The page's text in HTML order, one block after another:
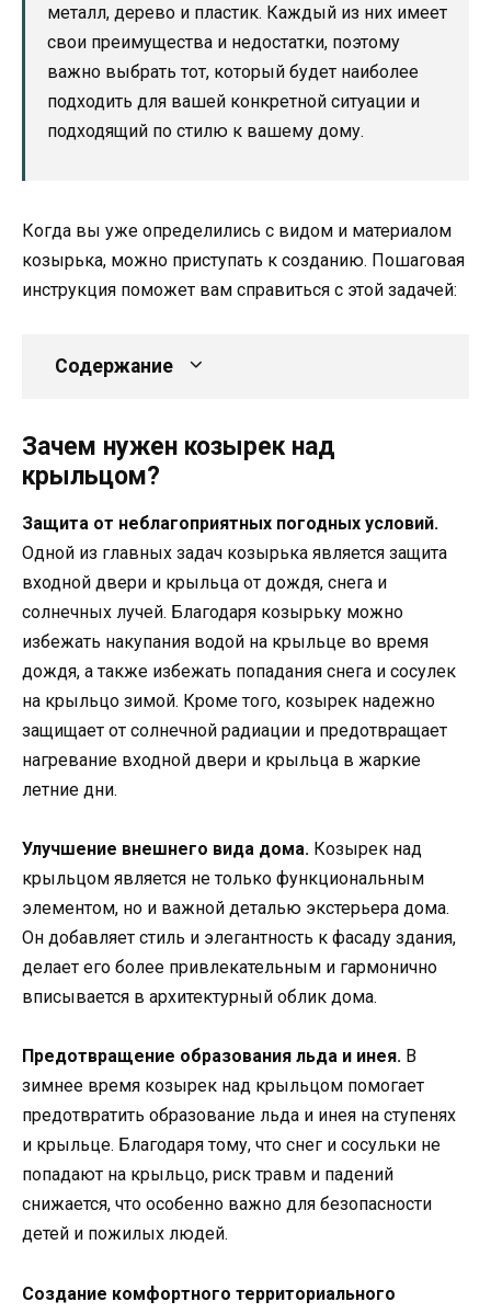
металл, дерево и пластик. Каждый из них имеет
свои преимущества и недостатки, поэтому
важно выбрать тот, который будет наиболее
подходить для вашей конкретной ситуации и
подходящий по стилю к вашему дому.
Когда вы уже определились с видом и материалом
козырька, можно приступать к созданию. Пошаговая
инструкция поможет вам справиться с этой задачей:
Содержание
Зачем нужен козырек над
крыльцом?
Защита от неблагоприятных погодных условий.
Одной из главных задач козырька является защита
входной двери и крыльца от дождя, снега и
солнечных лучей. Благодаря козырьку можно
избежать накупания водой на крыльце во время
дождя, а также избежать попадания снега и сосулек
на крыльцо зимой. Кроме того, козырек надежно
защищает от солнечной радиации и предотвращает
нагревание входной двери и крыльца в жаркие
летние дни.
Улучшение внешнего вида дома. Козырек над
крыльцом является не только функциональным
элементом, но и важной деталью экстерьера дома.
Он добавляет стиль и элегантность к фасаду здания,
делает его более привлекательным и гармонично
вписывается в архитектурный облик дома.
Предотвращение образования льда и инея. В
зимнее время козырек над крыльцом помогает
предотвратить образование льда и инея на ступенях
и крыльце. Благодаря тому, что снег и сосульки не
попадают на крыльцо, риск травм и падений
снижается, что особенно важно для безопасности
детей и пожилых людей.
Создание комфортного территориального